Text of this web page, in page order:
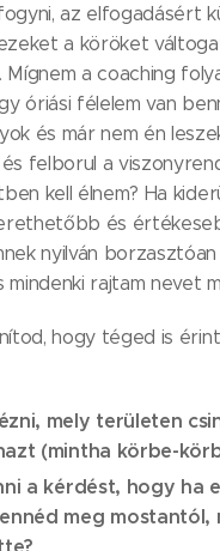
az elfogadásért
a köröket
Mígnem a coaching
óriási félelem van
és már nem én
felborul a
kell élnem? Ha
és
nyilván borzasztóan
mindenki rajtam nevet
hogy téged is
mely területen
(mintha körbe-
a kérdést, hogy ha
meg mostantól,